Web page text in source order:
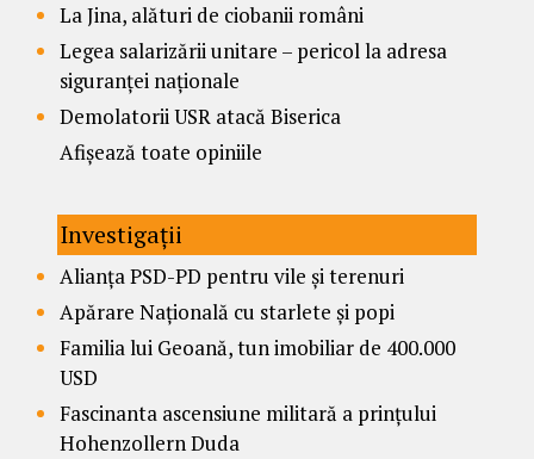
La Jina, alături de ciobanii români
Legea salarizării unitare – pericol la adresa
siguranței naționale
Demolatorii USR atacă Biserica
Afișează toate opiniile
Investigații
Alianța PSD-PD pentru vile și terenuri
Apărare Națională cu starlete și popi
Familia lui Geoană, tun imobiliar de 400.000
USD
Fascinanta ascensiune militară a prințului
Hohenzollern Duda